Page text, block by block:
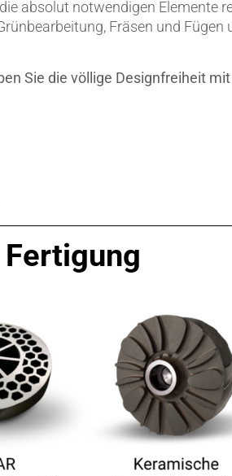
Metallbearbeitung
Pumpen, Ventile und Dichtungen
Sonderanwendungen
Textiltechnik
Verteidigung & Sicherheit
Verschleißschutz
Wärmemanagement
Zerspanungstechnik
absolut notwendigen Elemente
Fräsen und Fügen
Sie die völlige Designfreiheit mit